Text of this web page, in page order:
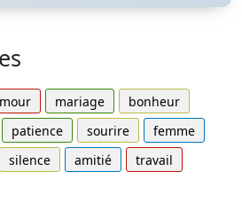
mariage
bonheur
patience sourire
femme
silence amitié
travail